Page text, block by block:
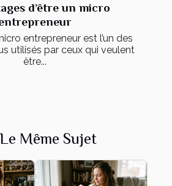
d’être un micro
entrepreneur est l’un des
utilisés par ceux qui veulent
être...
Même Sujet